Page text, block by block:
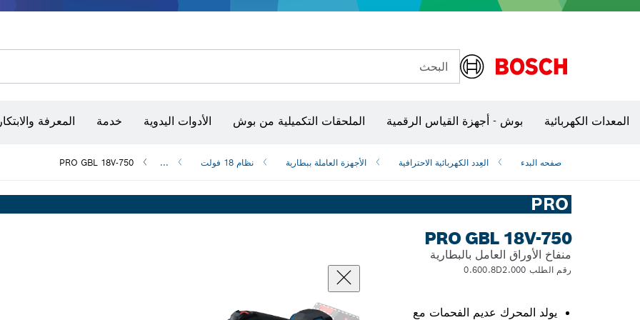
البحث
المعدات الكهربائية بوش - أجهزة القياس الرقمية الملحقات التكميلية من بوش الأدوات اليدوية خدمة المعرفة والابتكار
صفحه البدء العِدد الكهربائية الاحترافية الأجهزة العاملة ببطارية نظام 18 فولت ...
PRO GBL 18V-750
PRO
PRO GBL 18V-750
منفاخ الأوراق العامل بالبطارية
رقم الطلب 0.600.8D2.000
يولد المحرك عديم الفحمات مع